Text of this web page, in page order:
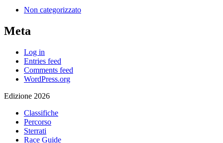
Non categorizzato
Meta
Log in
Entries feed
Comments feed
WordPress.org
Edizione 2026
Classifiche
Percorso
Sterrati
Race Guide